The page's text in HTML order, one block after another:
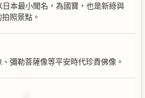
本最小聞名，為國寶，也是新綠與
照景點。
彌勒菩薩像等平安時代珍貴佛像。